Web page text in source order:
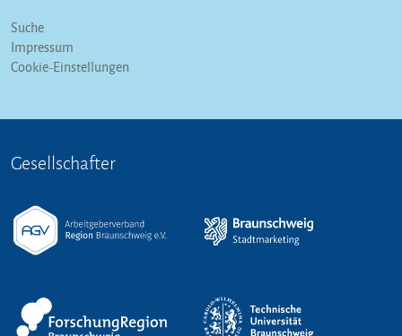
Suche
Impressum
Cookie-Einstellungen
Gesellschafter